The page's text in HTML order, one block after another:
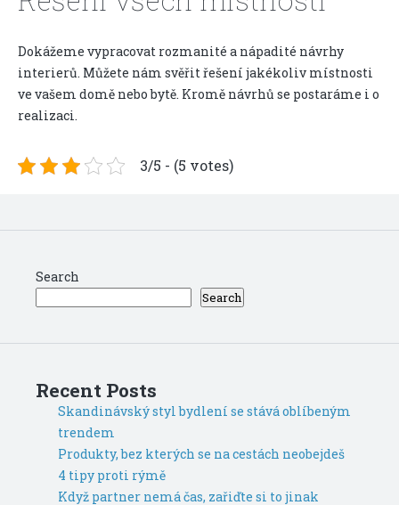
Dokážeme vypracovat rozmanité a nápadité návrhy
interierů. Můžete nám svěřit řešení jakékoliv místnosti
ve vašem domě nebo bytě. Kromě návrhů se postaráme i o
realizaci.
3/5 - (5 votes)
Search
Search
Recent Posts
Skandinávský styl bydlení se stává oblíbeným
trendem
Produkty, bez kterých se na cestách neobejdeš
4 tipy proti rýmě
Když partner nemá čas, zařiďte si to jinak